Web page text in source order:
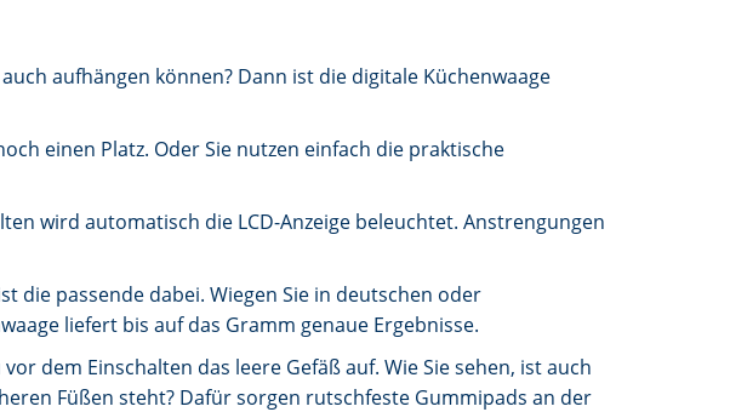
aufhängen können? Dann ist die digitale Küchenwaage
einen Platz. Oder Sie nutzen einfach die praktische
wird automatisch die LCD-Anzeige beleuchtet. Anstrengungen
die passende dabei. Wiegen Sie in deutschen oder
liefert bis auf das Gramm genaue Ergebnisse.
dem Einschalten das leere Gefäß auf. Wie Sie sehen, ist auch
Füßen steht? Dafür sorgen rutschfeste Gummipads an der